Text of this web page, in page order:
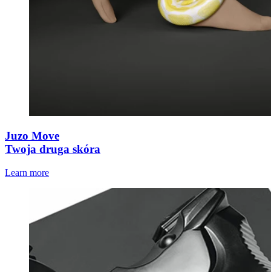
Juzo Move
Twoja druga skóra
Learn more